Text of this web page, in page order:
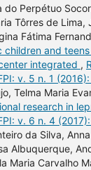
do Perpétuo
Tôrres de Lima,
Fátima
children and
integrated ,
v. 5 n. 1
Telma Maria
research in
v. 6 n. 4
da Silva,
Albuquerque,
Maria Carvalho